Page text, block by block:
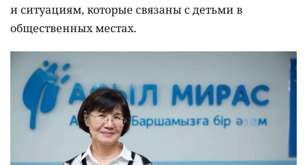
и ситуациям, которые связаны с детьми в
общественных местах.